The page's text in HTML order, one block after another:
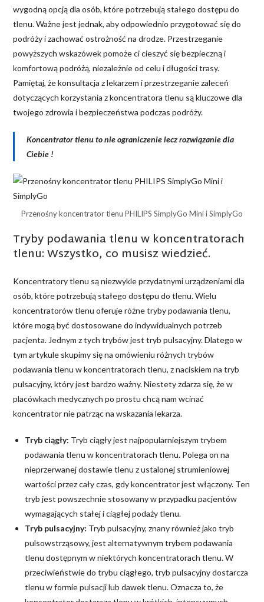
wygodną opcją dla osób, które potrzebują stałego dostępu do
tlenu. Ważne jest jednak, aby odpowiednio przygotować się do
podróży i zachować ostrożność na drodze. Przestrzeganie
powyższych wskazówek pomoże ci cieszyć się bezpieczną i
komfortową podróżą, niezależnie od celu i długości trasy.
Pamiętaj, że konsultacja z lekarzem i przestrzeganie zaleceń
dotyczących korzystania z koncentratora tlenu są kluczowe dla
twojego zdrowia i bezpieczeństwa podczas podróży.
Koncentrator tlenu to nie ograniczenie lecz rozwiązanie dla
Ciebie !
Przenośny koncentrator tlenu PHILIPS SimplyGo Mini i SimplyGo
Tryby podawania tlenu w koncentratorach
tlenu: Wszystko, co musisz wiedzieć.
Koncentratory tlenu są niezwykle przydatnymi urządzeniami dla
osób, które potrzebują stałego dostępu do tlenu. Wielu
koncentratorów tlenu oferuje różne tryby podawania tlenu,
które mogą być dostosowane do indywidualnych potrzeb
pacjenta. Jednym z tych trybów jest tryb pulsacyjny. Dlatego w
tym artykule skupimy się na omówieniu różnych trybów
podawania tlenu w koncentratorach tlenu, z naciskiem na tryb
pulsacyjny, który jest bardzo ważny. Niestety zdarza się, że w
placówkach medycznych po prostu chcą nam wcinać
koncentrator nie patrząc na wskazania lekarza.
Tryb ciągły: Tryb ciągły jest najpopularniejszym trybem
podawania tlenu w koncentratorach tlenu. Polega on na
nieprzerwanej dostawie tlenu z ustalonej strumieniowej
wartości przez cały czas, gdy koncentrator jest włączony. Ten
tryb jest powszechnie stosowany w przypadku pacjentów
wymagających stałej i ciągłej podaży tlenu.
Tryb pulsacyjny: Tryb pulsacyjny, znany również jako tryb
pulsowstrząsowy, jest alternatywnym trybem podawania
tlenu dostępnym w niektórych koncentratorach tlenu. W
przeciwieństwie do trybu ciągłego, tryb pulsacyjny dostarcza
tlenu w formie pulsacji lub dawek tlenu. Oznacza to, że